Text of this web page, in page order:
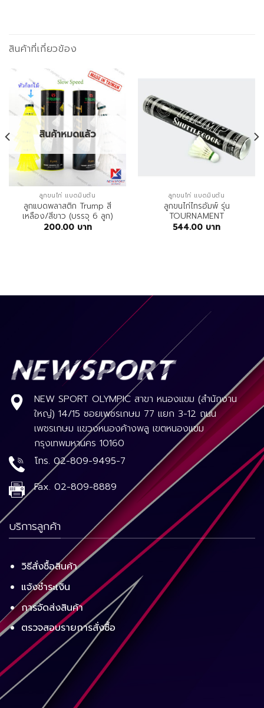
สินค้าที่เกี่ยวข้อง
สินค้าหมดแล้ว
ลูกขนไก่ แบดมินตัน
ลูกแบดพลาสติก Trump สี
เหลือง/สีขาว (บรรจุ 6 ลูก)
200.00 บาท
ลูกขนไก่ แบดมินตัน
ลูกขนไก่ไทรอัมพ์ รุ่น
TOURNAMENT
544.00 บาท
NEW SPORT OLYMPIC สาขา หนองแขม (สำนักงาน
ใหญ่) 14/15 ซอยเพชรเกษม 77 แยก 3-12 ถนน
เพชรเกษม แขวงหนองค้างพลู เขตหนองแขม
กรุงเทพมหานคร 10160
โทร. 02-809-9495-7
Fax. 02-809-8889
บริการลูกค้า
วิธีสั่งซื้อสินค้า
แจ้งชำระเงิน
การจัดส่งสินค้า
ตรวจสอบรายการสั่งซื้อ